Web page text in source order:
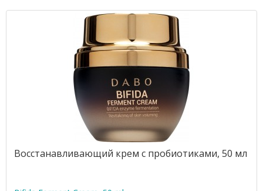
Восстанавливающий крем с пробиотиками, 50 мл